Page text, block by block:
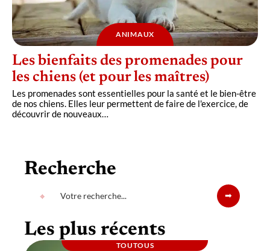
ANIMAUX
Les bienfaits des promenades pour
les chiens (et pour les maîtres)
Les promenades sont essentielles pour la santé et le bien-être
de nos chiens. Elles leur permettent de faire de l'exercice, de
découvrir de nouveaux
Recherche
Les plus récents
TOUTOUS